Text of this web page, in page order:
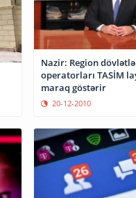
Nazir: Region
operatorları TASİM
maraq göstərir
20-12-2010